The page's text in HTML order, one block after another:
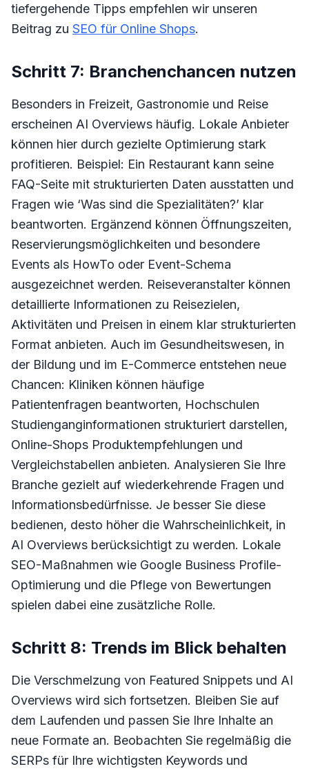
tiefergehende Tipps empfehlen wir unseren
Beitrag zu SEO für Online Shops.
Schritt 7: Branchenchancen nutzen
Besonders in Freizeit, Gastronomie und Reise
erscheinen AI Overviews häufig. Lokale Anbieter
können hier durch gezielte Optimierung stark
profitieren. Beispiel: Ein Restaurant kann seine
FAQ-Seite mit strukturierten Daten ausstatten und
Fragen wie ‘Was sind die Spezialitäten?’ klar
beantworten. Ergänzend können Öffnungszeiten,
Reservierungsmöglichkeiten und besondere
Events als HowTo oder Event-Schema
ausgezeichnet werden. Reiseveranstalter können
detaillierte Informationen zu Reisezielen,
Aktivitäten und Preisen in einem klar strukturierten
Format anbieten. Auch im Gesundheitswesen, in
der Bildung und im E-Commerce entstehen neue
Chancen: Kliniken können häufige
Patientenfragen beantworten, Hochschulen
Studienganginformationen strukturiert darstellen,
Online-Shops Produktempfehlungen und
Vergleichstabellen anbieten. Analysieren Sie Ihre
Branche gezielt auf wiederkehrende Fragen und
Informationsbedürfnisse. Je besser Sie diese
bedienen, desto höher die Wahrscheinlichkeit, in
AI Overviews berücksichtigt zu werden. Lokale
SEO-Maßnahmen wie Google Business Profile-
Optimierung und die Pflege von Bewertungen
spielen dabei eine zusätzliche Rolle.
Schritt 8: Trends im Blick behalten
Die Verschmelzung von Featured Snippets und AI
Overviews wird sich fortsetzen. Bleiben Sie auf
dem Laufenden und passen Sie Ihre Inhalte an
neue Formate an. Beobachten Sie regelmäßig die
SERPs für Ihre wichtigsten Keywords und